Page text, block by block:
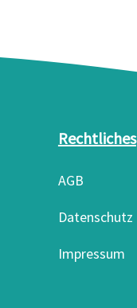
Rechtliches
AGB
Datenschutz
Impressum